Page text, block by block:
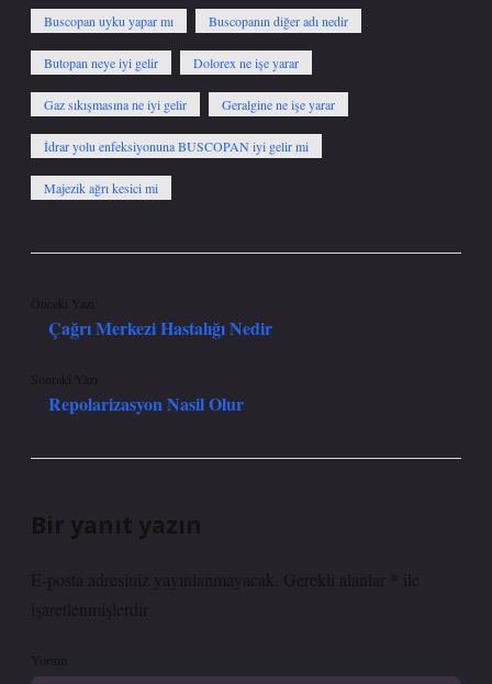
Buscopan uyku yapar mı Buscopanın diğer adı nedir
Butopan neye iyi gelir Dolorex ne işe yarar
Gaz sıkışmasına ne iyi gelir Geralgine ne işe yarar
İdrar yolu enfeksiyonuna BUSCOPAN iyi gelir mi
Majezik ağrı kesici mi
Önceki Yazı
Çağrı Merkezi Hastalığı Nedir
Sonraki Yazı
Repolarizasyon Nasil Olur
Bir yanıt yazın
E-posta adresiniz yayınlanmayacak. Gerekli alanlar
ile
işaretlenmişlerdir
Yorum